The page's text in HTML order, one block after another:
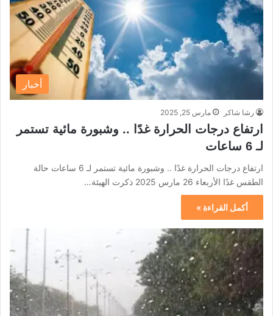
أخبار
رشا شاكر مارس 25, 2025
ارتفاع درجات الحرارة غدًا .. وشبورة مائية تستمر
لـ 6 ساعات
ارتفاع درجات الحرارة غدًا .. وشبورة مائية تستمر لـ 6 ساعات حالة
الطقس غدًا الأربعاء 26 مارس 2025 ذكرت الهيئة…
أكمل القراءة »